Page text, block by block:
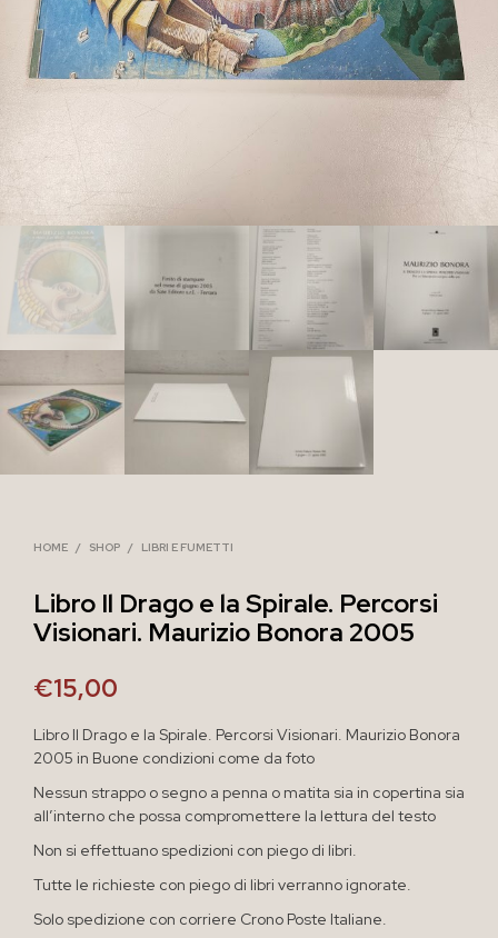
HOME / SHOP / LIBRI E FUMETTI
Libro Il Drago e la Spirale. Percorsi
Visionari. Maurizio Bonora 2005
€15,00
Libro Il Drago e la Spirale. Percorsi Visionari. Maurizio Bonora
2005 in Buone condizioni come da foto
Nessun strappo o segno a penna o matita sia in copertina sia
all’interno che possa compromettere la lettura del testo
Non si effettuano spedizioni con piego di libri.
Tutte le richieste con piego di libri verranno ignorate.
Solo spedizione con corriere Crono Poste Italiane.